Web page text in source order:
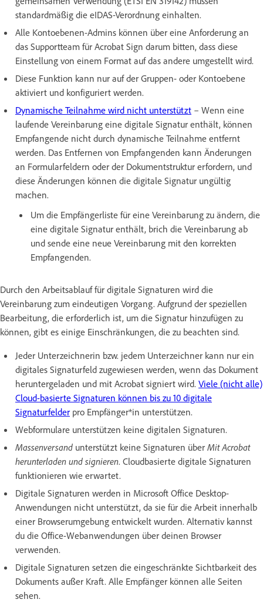
standardmäßig die eIDAS-Verordnung einhalten.
Alle Kontoebenen-Admins können über eine Anforderung an
das Supportteam für Acrobat Sign darum bitten, dass diese
Einstellung von einem Format auf das andere umgestellt wird.
Diese Funktion kann nur auf der Gruppen- oder Kontoebene
aktiviert und konfiguriert werden.
Dynamische Teilnahme wird nicht unterstützt – Wenn eine
laufende Vereinbarung eine digitale Signatur enthält, können
Empfangende nicht durch dynamische Teilnahme entfernt
werden. Das Entfernen von Empfangenden kann Änderungen
an Formularfeldern oder der Dokumentstruktur erfordern, und
diese Änderungen können die digitale Signatur ungültig
machen.
Um die Empfängerliste für eine Vereinbarung zu ändern, die
eine digitale Signatur enthält, brich die Vereinbarung ab
und sende eine neue Vereinbarung mit den korrekten
Empfangenden.
Durch den Arbeitsablauf für digitale Signaturen wird die
Vereinbarung zum eindeutigen Vorgang. Aufgrund der speziellen
Bearbeitung, die erforderlich ist, um die Signatur hinzufügen zu
können, gibt es einige Einschränkungen, die zu beachten sind.
Jeder Unterzeichnerin bzw. jedem Unterzeichner kann nur ein
digitales Signaturfeld zugewiesen werden, wenn das Dokument
heruntergeladen und mit Acrobat signiert wird. Viele (nicht alle)
Cloud-basierte Signaturen können bis zu 10 digitale
Signaturfelder pro Empfänger*in unterstützen.
Webformulare unterstützen keine digitalen Signaturen.
Massenversand unterstützt keine Signaturen über Mit Acrobat
herunterladen und signieren. Cloudbasierte digitale Signaturen
funktionieren wie erwartet.
Digitale Signaturen werden in Microsoft Office Desktop-
Anwendungen nicht unterstützt, da sie für die Arbeit innerhalb
einer Browserumgebung entwickelt wurden. Alternativ kannst
du die Office-Webanwendungen über deinen Browser
verwenden.
Digitale Signaturen setzen die eingeschränkte Sichtbarkeit des
Dokuments außer Kraft. Alle Empfänger können alle Seiten
sehen.